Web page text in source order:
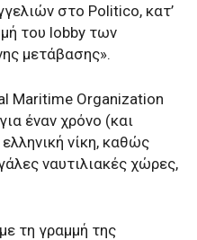
στο Politico, κατ’
του lobby των
μετάβασης».
Maritime Organization
έναν χρόνο (και
νίκη, καθώς
ναυτιλιακές χώρες,
τη γραμμή της